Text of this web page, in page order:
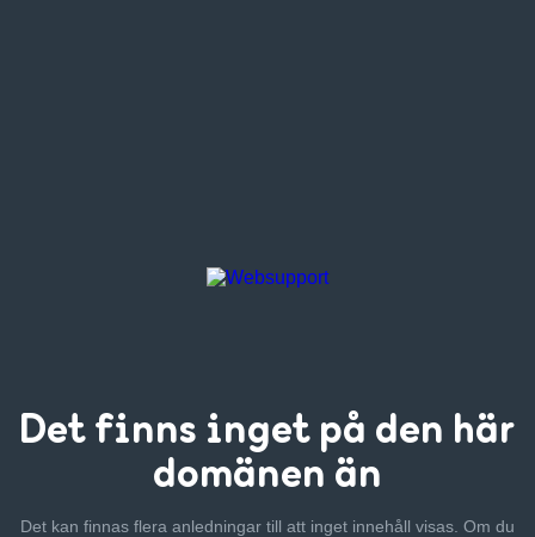
Det finns inget på den här
domänen än
Det kan finnas flera anledningar till att inget innehåll visas. Om du